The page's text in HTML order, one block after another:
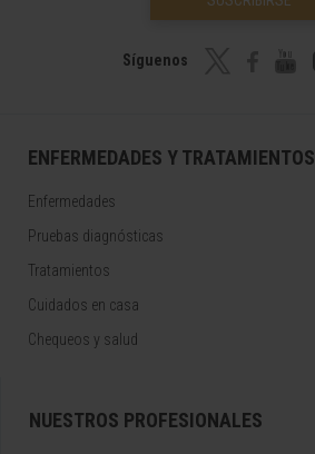
Síguenos
ENFERMEDADES Y TRATAMIENTOS
Enfermedades
Pruebas diagnósticas
Tratamientos
Cuidados en casa
Chequeos y salud
NUESTROS PROFESIONALES